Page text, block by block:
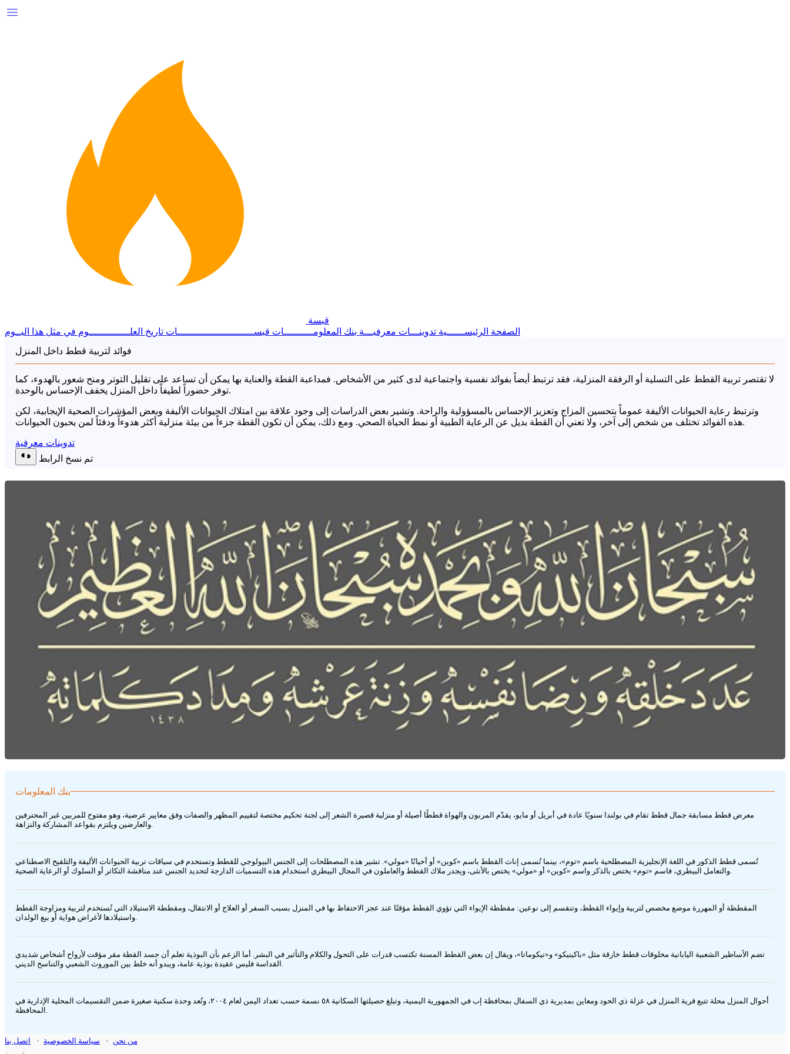
قبسة
الصفحة الرئيســــــية تدوينـــات معرفيـــة بنك المعلومــــــــــات قبســــــــــــــــــــــــــات تاريخ العلــــــــــــــوم في مثل هذا اليــوم
فوائد لتربية قطط داخل المنزل
لا تقتصر تربية القطط على التسلية أو الرفقة المنزلية، فقد ترتبط أيضاً بفوائد نفسية واجتماعية لدى كثير من الأشخاص. فمداعبة القطة والعناية بها يمكن أن تساعد على تقليل التوتر ومنح شعور بالهدوء، كما
توفر حضوراً لطيفاً داخل المنزل يخفف الإحساس بالوحدة.
وترتبط رعاية الحيوانات الأليفة عموماً بتحسين المزاج وتعزيز الإحساس بالمسؤولية والراحة. وتشير بعض الدراسات إلى وجود علاقة بين امتلاك الحيوانات الأليفة وبعض المؤشرات الصحية الإيجابية، لكن
هذه الفوائد تختلف من شخص إلى آخر، ولا تعني أن القطة بديل عن الرعاية الطبية أو نمط الحياة الصحي. ومع ذلك، يمكن أن تكون القطة جزءاً من بيئة منزلية أكثر هدوءاً ودفئاً لمن يحبون الحيوانات.
تدوينات معرفية
تم نسخ الرابط
بنك المعلومات
معرض قطط مسابقة جمال قطط تقام في بولندا سنويًا عادة في أبريل أو مايو، يقدّم المربون والهواة قططًا أصيلة أو منزلية قصيرة الشعر إلى لجنة تحكيم مختصة لتقييم المظهر والصفات وفق معايير عرضية، وهو مفتوح للمربين غير المحترفين
والعارضين ويلتزم بقواعد المشاركة والنزاهة.
تُسمى قطط الذكور في اللغة الإنجليزية المصطلحية باسم «توم»، بينما تُسمى إناث القطط باسم «كوين» أو أحيانًا «مولي». تشير هذه المصطلحات إلى الجنس البيولوجي للقطط وتستخدم في سياقات تربية الحيوانات الأليفة والتلقيح الاصطناعي
والتعامل البيطري، فاسم «توم» يختص بالذكر واسم «كوين» أو «مولي» يختص بالأنثى، ويجدر ملاك القطط والعاملون في المجال البيطري استخدام هذه التسميات الدارجة لتحديد الجنس عند مناقشة التكاثر أو السلوك أو الرعاية الصحية.
المقططة أو المهررة موضع مخصص لتربية وإيواء القطط، وتنقسم إلى نوعين: مقططة الإيواء التي تؤوي القطط مؤقتًا عند عجز الاحتفاظ بها في المنزل بسبب السفر أو العلاج أو الانتقال، ومقططة الاستيلاد التي تُستخدم لتربية ومزاوجة القطط
واستيلادها لأغراض هواية أو بيع الولدان.
تضم الأساطير الشعبية اليابانية مخلوقات قطط خارقة مثل «باكينيكو» و«نيكوماتا»، ويقال إن بعض القطط المسنة تكتسب قدرات على التحول والكلام والتأثير في البشر. أما الزعم بأن البوذية تعلم أن جسد القطة مقر مؤقت لأرواح أشخاص شديدي
القداسة فليس عقيدة بوذية عامة، ويبدو أنه خلط بين الموروث الشعبي والتناسخ الديني.
أحوال المنزل محلة تتبع قرية المنزل في عزلة ذي الحود ومعاين بمديرية ذي السفال بمحافظة إب في الجمهورية اليمنية، وتبلغ حصيلتها السكانية ٥٨ نسمة حسب تعداد اليمن لعام ٢٠٠٤، وتُعد وحدة سكنية صغيرة ضمن التقسيمات المحلية الإدارية في
المحافظة.
من نحن • سياسة الخصوصية • اتصل بنا